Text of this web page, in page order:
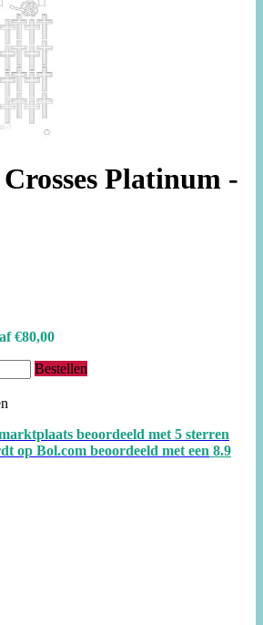
Platinum -
€80,00
Bestellen
beoordeeld met 5 sterren
op Bol.com beoordeeld met een 8.9